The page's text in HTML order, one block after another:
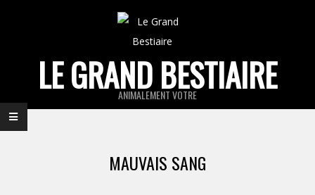
LE GRAND BESTIAIRE
ANIMALEMENT VOTRE
Primary
MAUVAIS SANG